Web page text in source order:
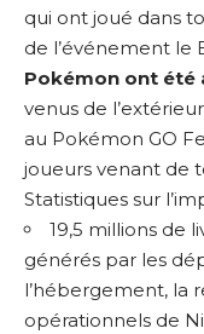
qui ont joué dans
de l’événement le
Pokémon ont été
venus de
au Pokémon GO
joueurs venant de
Statistiques sur
19,5 millions de
générés par les
l’hébergement, la
opérationnels de